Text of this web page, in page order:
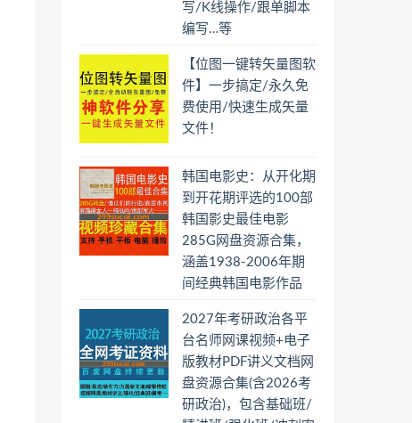
写/K线操作/跟单脚本
编写…等
【位图一键转矢量图软
件】一步搞定/永久免
费使用/快速生成矢量
文件！
韩国电影史：从开化期
到开花期评选的100部
韩国影史最佳电影
285G网盘资源合集，
涵盖1938-2006年期
间经典韩国电影作品
2027年考研政治各平
台名师网课视频+电子
版教材PDF讲义文档网
盘资源合集(含2026考
研政治)，包含基础班/